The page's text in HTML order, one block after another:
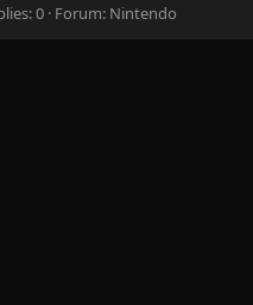
0 Forum: Nintendo